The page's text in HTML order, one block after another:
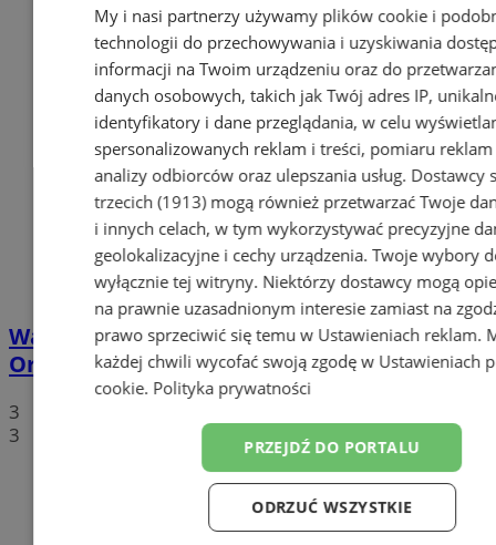
Walentynkowy protest mieszkańców
Orzesza. Rynek będzie zablokowany!
3
3
My i nasi partnerzy używamy plików cookie i
technologii do przechowywania i uzyskiwania
informacji na Twoim urządzeniu oraz do
danych osobowych, takich jak Twój adres IP,
identyfikatory i dane przeglądania, w celu
spersonalizowanych reklam i treści, pomiaru
analizy odbiorców oraz ulepszania usług. Dostawcy
trzecich (1913)mogą również przetwarzać Twoje
i innych celach, w tym wykorzystywać precyzyjne
geolokalizacyjne i cechy urządzenia. Twoje wybory
wyłącznie tej witryny. Niektórzy dostawcy mogą
na prawnie uzasadnionym interesie zamiast na
prawo sprzeciwić się temu w Ustawieniach reklam.
każdej chwili wycofać swoją zgodę w Ustawieniach
cookie. Polityka prywatności
PRZEJDŹ DO PORTALU
ODRZUĆ WSZYSTKIE